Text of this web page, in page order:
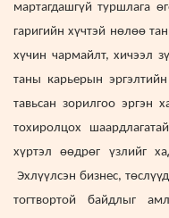
мартагдашгүй туршлага
гаригийн хүчтэй нөлөө
хүчин чармайлт, хичээл
таны карьерын
тавьсан зорилгоо эргэн
тохиролцох
хүртэл өөдрөг үзлийг
Эхлүүлсэн бизнес,
тогтвортой байдлыг